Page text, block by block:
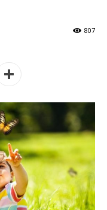
807